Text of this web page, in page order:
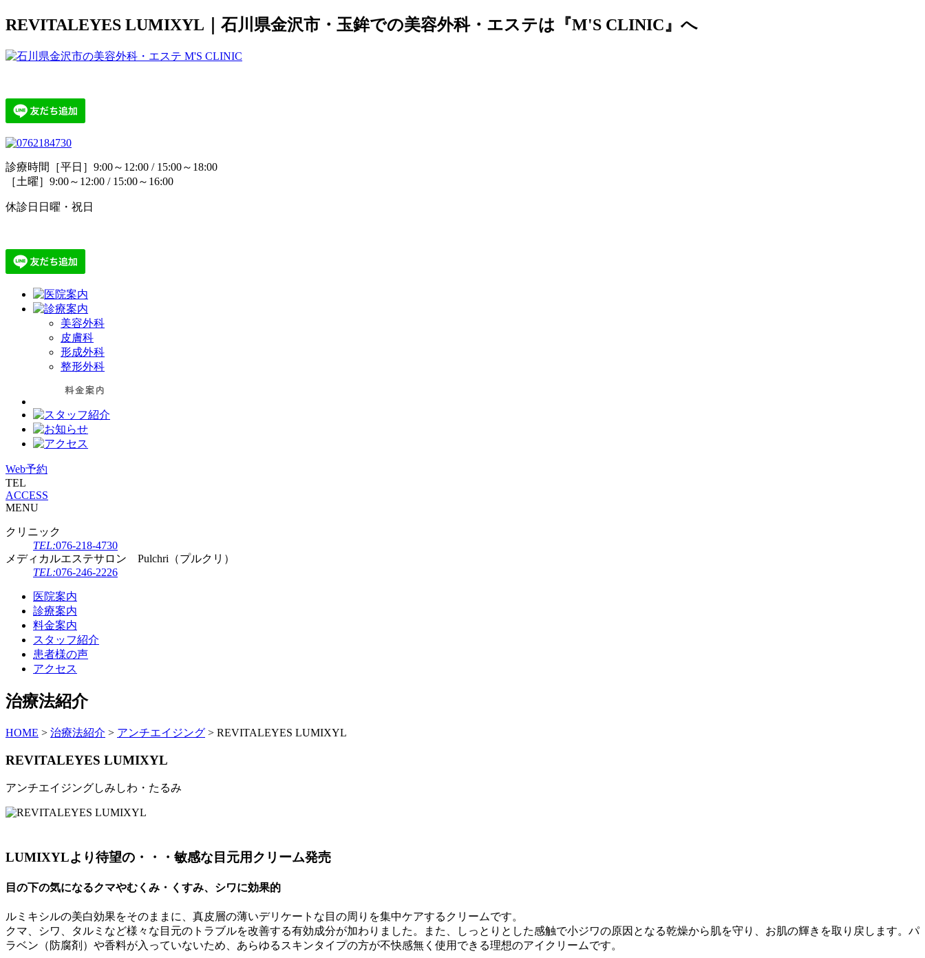
REVITALEYES LUMIXYL｜石川県金沢市・玉鉾での美容外科・エステは『M'S CLINIC』へ
診療時間
［平日］9:00～12:00 / 15:00～18:00
［土曜］9:00～12:00 / 15:00～16:00
休診日 日曜・祝日
美容外科
皮膚科
形成外科
整形外科
Web予約
TEL
ACCESS
MENU
クリニック
TEL:076-218-4730
メディカルエステサロン Pulchri（プルクリ）
TEL:076-246-2226
医院案内
診療案内
料金案内
スタッフ紹介
患者様の声
アクセス
治療法紹介
HOME > 治療法紹介 > アンチエイジング > REVITALEYES LUMIXYL
REVITALEYES LUMIXYL
アンチエイジングしみしわ・たるみ
LUMIXYLより待望の・・・敏感な目元用クリーム発売
目の下の気になるクマやむくみ・くすみ、シワに効果的
ルミキシルの美白効果をそのままに、真皮層の薄いデリケートな目の周りを集中ケアするクリームです。
クマ、シワ、タルミなど様々な目元のトラブルを改善する有効成分が加わりました。また、しっとりとした感触で小ジワの原因となる乾燥から肌を守り、お肌の輝きを取り戻します。パ
ラベン（防腐剤）や香料が入っていないため、あらゆるスキンタイプの方が不快感無く使用できる理想のアイクリームです。